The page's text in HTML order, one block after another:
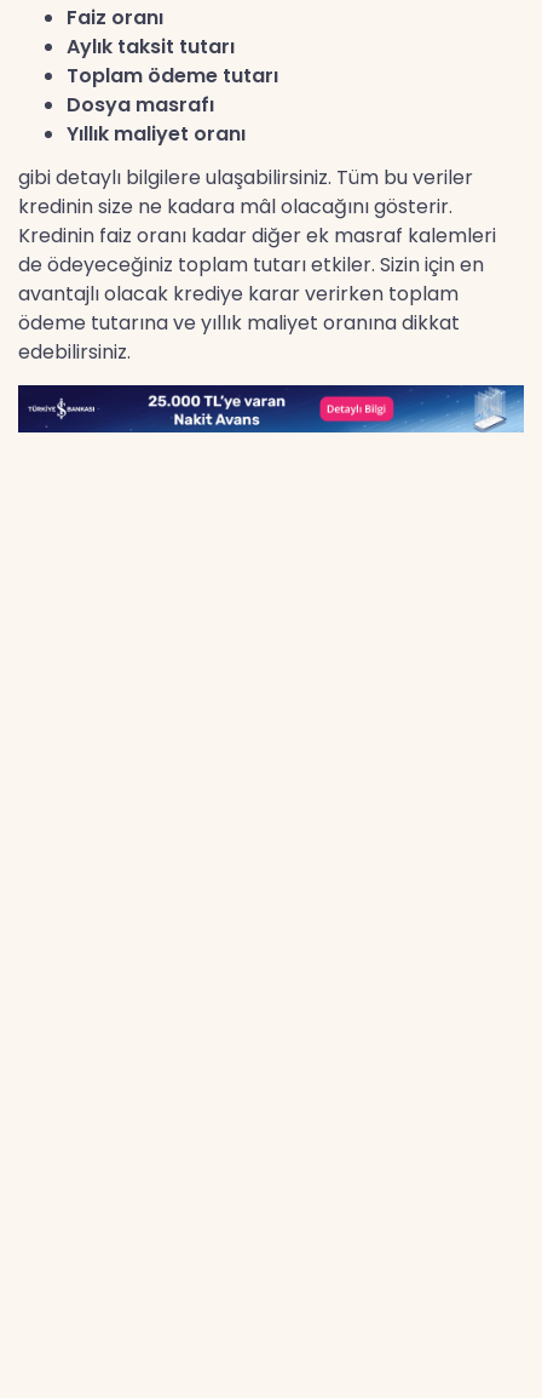
Faiz oranı
Aylık taksit tutarı
Toplam ödeme tutarı
Dosya masrafı
Yıllık maliyet oranı
gibi detaylı bilgilere ulaşabilirsiniz. Tüm bu veriler
kredinin size ne kadara mâl olacağını gösterir.
Kredinin faiz oranı kadar diğer ek masraf kalemleri
de ödeyeceğiniz toplam tutarı etkiler. Sizin için en
avantajlı olacak krediye karar verirken toplam
ödeme tutarına ve yıllık maliyet oranına dikkat
edebilirsiniz.